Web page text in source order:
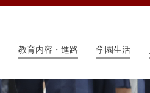
教育内容・進路 学園生活